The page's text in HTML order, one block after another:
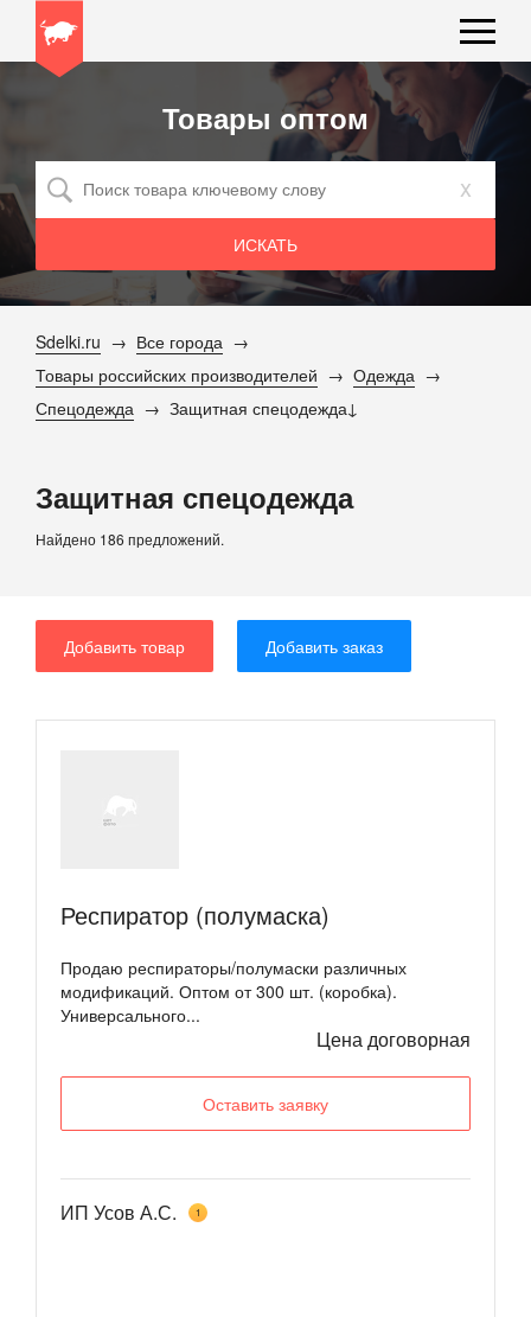
Товары оптом
x
Sdelki.ru
Все города
Товары российских производителей
Одежда
Спецодежда
Защитная спецодежда
Защитная спецодежда
Найдено 186 предложений.
Добавить товар Добавить заказ
Респиратор (полумаска)
Продаю респираторы/полумаски различных
модификаций. Оптом от 300 шт. (коробка).
Универсального...
Цена договорная
Оставить заявку
ИП Усов А.С. 1